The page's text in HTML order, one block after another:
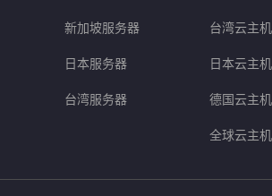
新加坡服务器
日本服务器
台湾服务器
台湾云主机
日本云主机
德国云主机
全球云主机